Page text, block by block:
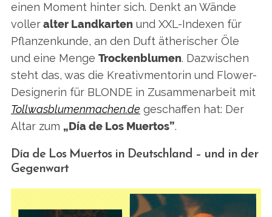
einen Moment hinter sich. Denkt an Wände
volleralter Landkarten und XXL-Indexen für
Pflanzenkunde, an den Duft ätherischer Öle
und eine Menge Trockenblumen. Dazwischen
steht das, was die Kreativmentorin und Flower-
Designerin für BLONDE in Zusammenarbeit mit
Tollwasblumenmachen.de geschaffen hat: Der
Altar zum „Día de Los Muertos”.
Día de Los Muertos in Deutschland – und in der
Gegenwart